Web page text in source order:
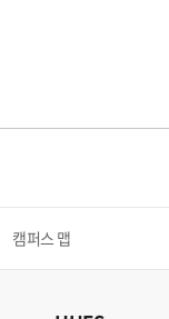
캠퍼스 맵